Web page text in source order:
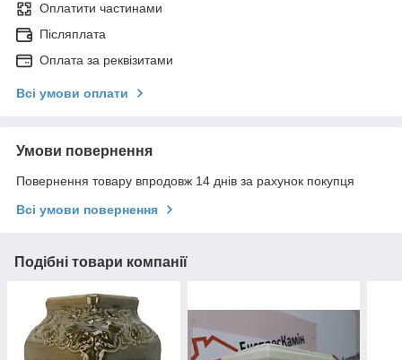
Оплатити частинами
Післяплата
Оплата за реквізитами
Всі умови оплати
Умови повернення
Повернення товару впродовж 14 днів за рахунок покупця
Всі умови повернення
Подібні товари компанії